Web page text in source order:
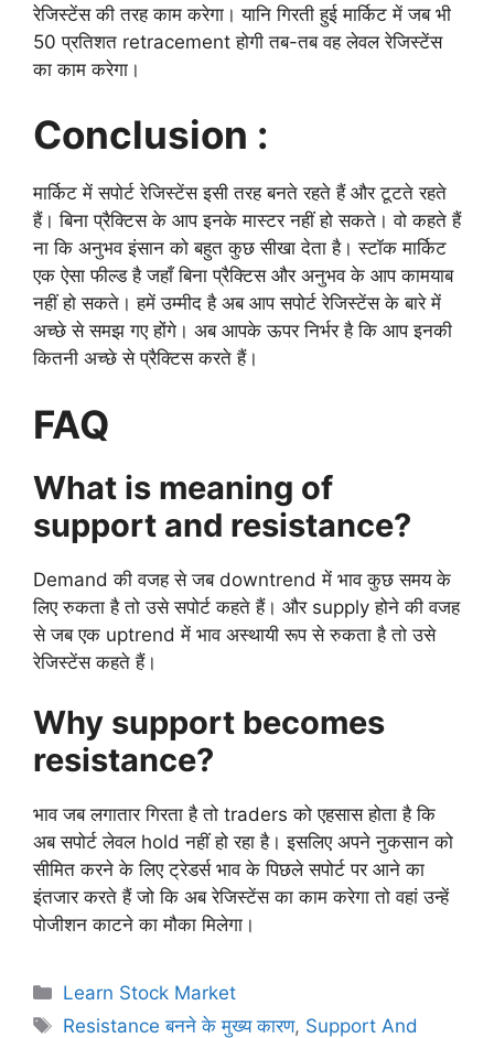
रेजिस्टेंस की तरह काम करेगा। यानि गिरती हुई मार्किट में जब भी
50 प्रतिशत retracement होगी तब-तब वह लेवल रेजिस्टेंस
का काम करेगा।
Conclusion :
मार्किट में सपोर्ट रेजिस्टेंस इसी तरह बनते रहते हैं और टूटते रहते
हैं। बिना प्रैक्टिस के आप इनके मास्टर नहीं हो सकते। वो कहते हैं
ना कि अनुभव इंसान को बहुत कुछ सीखा देता है। स्टॉक मार्किट
एक ऐसा फील्ड है जहाँ बिना प्रैक्टिस और अनुभव के आप कामयाब
नहीं हो सकते। हमें उम्मीद है अब आप सपोर्ट रेजिस्टेंस के बारे में
अच्छे से समझ गए होंगे। अब आपके ऊपर निर्भर है कि आप इनकी
कितनी अच्छे से प्रैक्टिस करते हैं।
FAQ
What is meaning of
support and resistance?
Demand की वजह से जब downtrend में भाव कुछ समय के
लिए रुकता है तो उसे सपोर्ट कहते हैं। और supply होने की वजह
से जब एक uptrend में भाव अस्थायी रूप से रुकता है तो उसे
रेजिस्टेंस कहते हैं।
Why support becomes
resistance?
भाव जब लगातार गिरता है तो traders को एहसास होता है कि
अब सपोर्ट लेवल hold नहीं हो रहा है। इसलिए अपने नुकसान को
सीमित करने के लिए ट्रेडर्स भाव के पिछले सपोर्ट पर आने का
इंतजार करते हैं जो कि अब रेजिस्टेंस का काम करेगा तो वहां उन्हें
पोजीशन काटने का मौका मिलेगा।
Categories
Learn Stock Market
Tags
Resistance बनने के मुख्य कारण, Support And